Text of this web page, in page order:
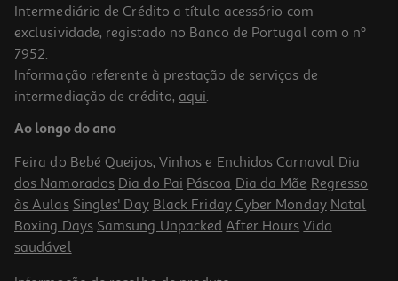
-10%
Livro O Pequeno Livro Da Gentileza
8.91 €/un
PVP de editor
8,91 €
Intermediário de Crédito a título acessório com
exclusividade, registado no Banco de Portugal com o nº
7952.
Informação referente à prestação de serviços de
intermediação de crédito, aqui.
Ao longo do ano
Feira do Bebé Queijos, Vinhos e Enchidos Carnaval Dia
dos Namorados Dia do Pai Páscoa Dia da Mãe Regresso
às Aulas Singles' Day Black Friday Cyber Monday Natal
Boxing Days Samsung Unpacked After Hours Vida
saudável